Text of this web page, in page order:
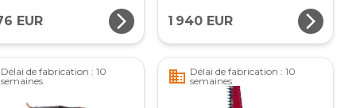
EUR arrow_forward_ios 1 940 EUR arrow_forward_ios
Délai de fabrication : 10
semaines
business Délai de fabrication : 10
semaines